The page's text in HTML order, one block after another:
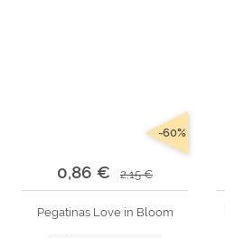
0,86 € 2,15 €
-60%
Pegatinas Love in Bloom